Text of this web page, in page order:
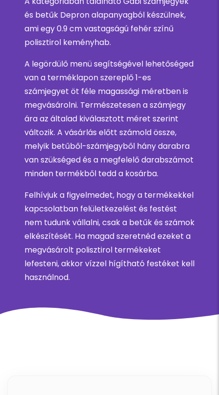
és betűk Depron alapanyagból készülnek,
ami egy 0.9 cm vastagságú fehér színű
polisztirol keményhab.
A legördülő menü segítségével lehetőséged
van a terméklapon szereplő 1-es
számjegyet öt féle magassági méretben is
megvásárolni. Természetesen a számjegy
ára az általad kiválasztott méret szerint
változik. A vásárlás előtt számold össze,
melyik betűből-számjegyből hány darabra
van szükséged és a megfelelő darabszámot
minden termékből tedd a kosárba.
Felhívjuk a figyelmedet, hogy a termékekkel
kapcsolatban felületkezelést és festést
nem tudunk vállalni, csak a betűk és számok
elkészítését. Ha magad szeretnéd ezeket a
megvásárolt polisztirol termékeket
lefesteni, akkor vízzel hígítható festéket kell
használnod.